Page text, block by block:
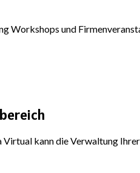
Workshops und
Virtual kann die Verwaltung